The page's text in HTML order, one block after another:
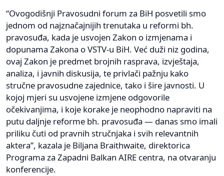
“Ovogodišnji Pravosudni forum za BiH posvetili smo
jednom od najznačajnijih trenutaka u reformi bh.
pravosuđa, kada je usvojen Zakon o izmjenama i
dopunama Zakona o VSTV-u BiH. Već duži niz godina,
ovaj Zakon je predmet brojnih rasprava, izvještaja,
analiza, i javnih diskusija, te privlači pažnju kako
stručne pravosudne zajednice, tako i šire javnosti. U
kojoj mjeri su usvojene izmjene odgovorile
očekivanjima, i koje korake je neophodno napraviti na
putu daljnje reforme bh. pravosuđa ― danas smo imali
priliku čuti od pravnih stručnjaka i svih relevantnih
aktera”, kazala je Biljana Braithwaite, direktorica
Programa za Zapadni Balkan AIRE centra, na otvaranju
konferencije.